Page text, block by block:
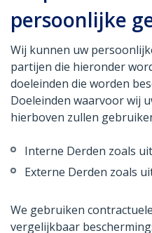
persoonlijke
Wij kunnen uw
partijen die hieronder
doeleinden die worden
Doeleinden waarvoor wij
hierboven zullen
Interne Derden zoals
Externe Derden zoals
We gebruiken
vergelijkbaar